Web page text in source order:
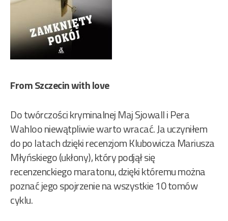
From Szczecin with love
Do twórczości kryminalnej Maj Sjowall i Pera
Wahloo niewątpliwie warto wracać. Ja uczyniłem
do po latach dzięki recenzjom Klubowicza Mariusza
Młyńskiego (ukłony), który podjął się
recenzenckiego maratonu, dzięki któremu można
poznać jego spojrzenie na wszystkie 10 tomów
cyklu.